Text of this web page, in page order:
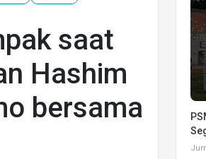
saat
Hashim
bersama